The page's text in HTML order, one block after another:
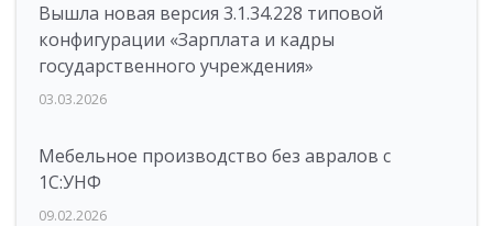
Вышла новая версия 3.1.34.228 типовой
конфигурации «Зарплата и кадры
государственного учреждения»
03.03.2026
Мебельное производство без авралов с
1С:УНФ
09.02.2026